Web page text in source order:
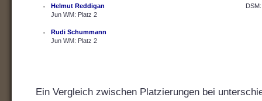
Helmut Reddigan
Jun WM: Platz 2
Rudi Schummann
Jun WM: Platz 2
Ein Vergleich zwischen Platzierungen bei